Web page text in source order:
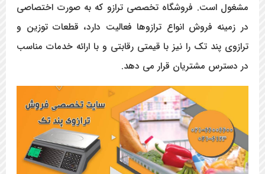
مشغول است. فروشگاه تخصصی ترازو که به صورت اختصاصی
در زمینه فروش انواع ترازوها فعالیت دارد، قطعات توزین و
ترازوی پند تک را نیز با قیمتی رقابتی و با ارائه خدمات مناسب
در دسترس مشتریان قرار می دهد.